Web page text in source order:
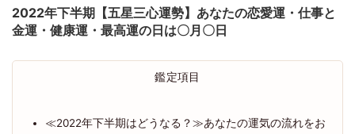
2022年下半期【五星三心運勢】あなたの恋愛運・仕事と
金運・健康運・最高運の日は〇月〇日
鑑定項目
≪2022年下半期はどうなる？≫あなたの運気の流れをお